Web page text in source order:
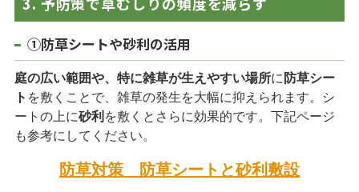
①防草シートや砂利の活用
庭の広い範囲や、特に雑草が生えやすい場所に 防草シー
ト を敷くことで、雑草の発生を大幅に抑えられます。シ
ートの上に砂利 を敷くとさらに効果的です。下記ページ
も参考にしてください。
防草対策 防草シートと砂利敷設